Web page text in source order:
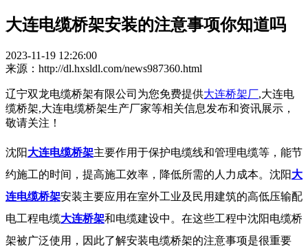
大连电缆桥架安装的注意事项你知道吗
2023-11-19 12:26:00
来源：http://dl.hxsldl.com/news987360.html
辽宁双龙电缆桥架有限公司为您免费提供大连桥架厂,大连电
缆桥架,大连电缆桥架生产厂家等相关信息发布和资讯展示，
敬请关注！
沈阳大连电缆桥架主要作用于保护电缆线和管理电缆等，能节
约施工的时间，提高施工效率，降低所需的人力成本。沈阳大
连电缆桥架安装主要应用在室外工业及民用建筑的高低压输配
电工程电缆大连桥架和电缆建设中。在这些工程中沈阳电缆桥
架被广泛使用，因此了解安装电缆桥架的注意事项是很重要